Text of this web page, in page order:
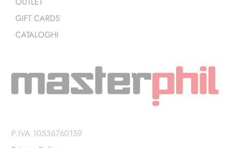
GIFT CARDS
CATALOGHI
P.IVA 10536760159